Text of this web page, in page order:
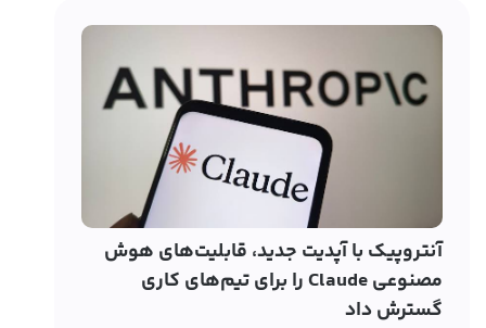
آنتروپیک با آپدیت جدید، قابلیت‌های هوش
مصنوعی Claude را برای تیم‌های کاری
گسترش داد